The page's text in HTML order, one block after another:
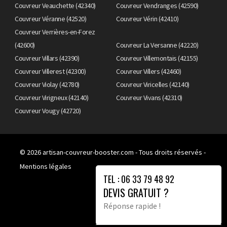
Couvreur Veauchette (42340)
Couvreur Vendranges (42590)
Couvreur Véranne (42520)
Couvreur Vérin (42410)
Couvreur Verrières-en-Forez
(42600)
Couvreur La Versanne (42220)
Couvreur Villars (42390)
Couvreur Villemontais (42155)
Couvreur Villerest (42300)
Couvreur Villers (42460)
Couvreur Violay (42780)
Couvreur Viricelles (42140)
Couvreur Virigneux (42140)
Couvreur Vivans (42310)
Couvreur Vougy (42720)
TEL : 06 33 79 48 92
DEVIS GRATUIT ?
Réponse rapide !
© 2026artisan-couvreur-booster.com - Tous droits réservés -
Mentions légales